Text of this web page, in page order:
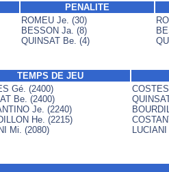
PENALITE
ROMEU Je. (30)
BESSON Ja. (8)
QUINSAT Be. (4)
TEMPS DE JEU
Gé. (2400)
Be. (2400)
Je. (2240)
He. (2215)
Mi. (2080)